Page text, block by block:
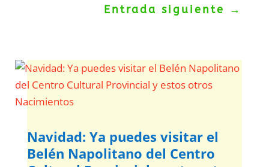
Entrada siguiente
→
Navidad: Ya puedes visitar el
Belén Napolitano del Centro